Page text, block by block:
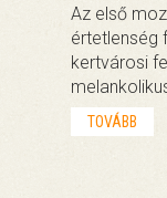
Az első
értetlenség
kertvárosi
TOVÁBB